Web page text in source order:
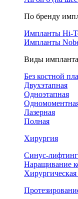
По бренду
Импланты Hi-
Импланты
Виды
Без костной
Двухэтапная
Одноэтапная
Лазерная
Полная
Хирургия
Синус-лифтинг
Наращивание